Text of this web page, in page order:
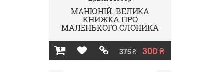
МАНЮНІЙ. ВЕЛИКА
КНИЖКА ПРО
МАЛЕНЬКОГО СЛОНИКА
375 ₴ 300 ₴